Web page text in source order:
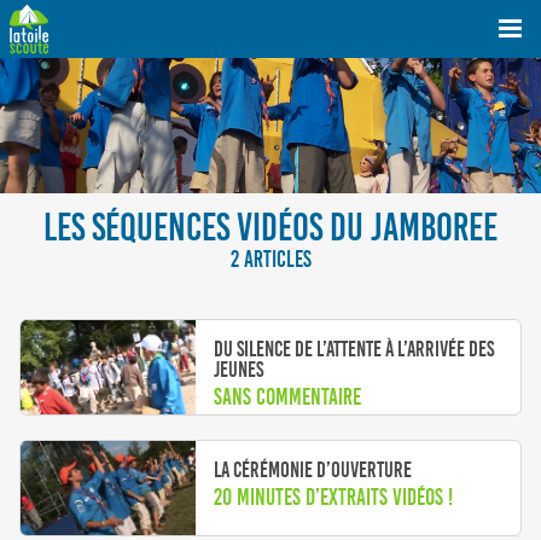
LES SÉQUENCES VIDÉOS DU JAMBOREE
2 ARTICLES
Du silence de l’attente à l’arrivée des
jeunes
Sans commentaire
La cérémonie d’ouverture
20 minutes d’extraits vidéos !